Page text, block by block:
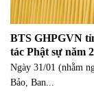
BTS GHPGVN
tác Phật sự năm
Ngày 31/01 (nhằm
Bảo, Ban...